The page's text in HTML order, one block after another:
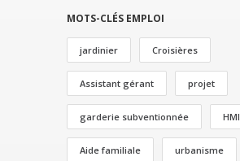
MOTS-CLÉS EMPLOI
jardinier Croisières
Assistant gérant projet
garderie subventionnée HMI
Aide familiale urbanisme